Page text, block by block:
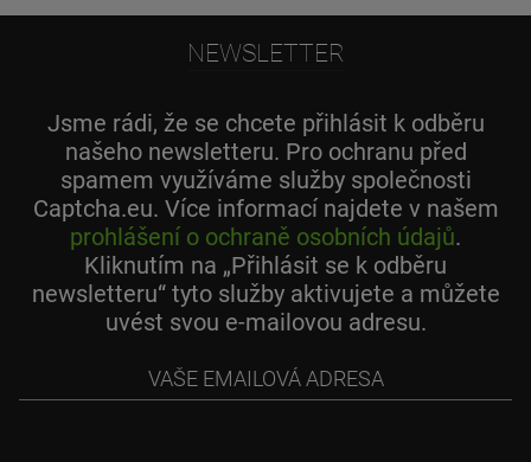
NEWSLETTER
Jsme rádi, že se chcete přihlásit k odběru
našeho newsletteru. Pro ochranu před
spamem využíváme služby společnosti
Captcha.eu. Více informací najdete v našem
prohlášení o ochraně osobních údajů.
Kliknutím na „Přihlásit se k odběru
newsletteru“ tyto služby aktivujete a můžete
uvést svou e-mailovou adresu.
adresa